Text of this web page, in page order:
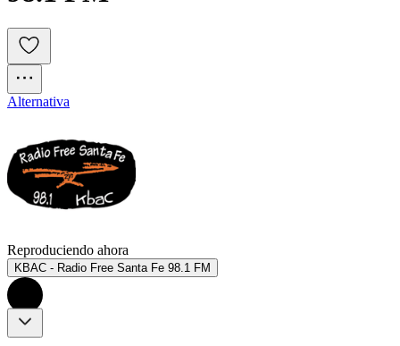
Alternativa
Reproduciendo ahora
KBAC - Radio Free Santa Fe 98.1 FM